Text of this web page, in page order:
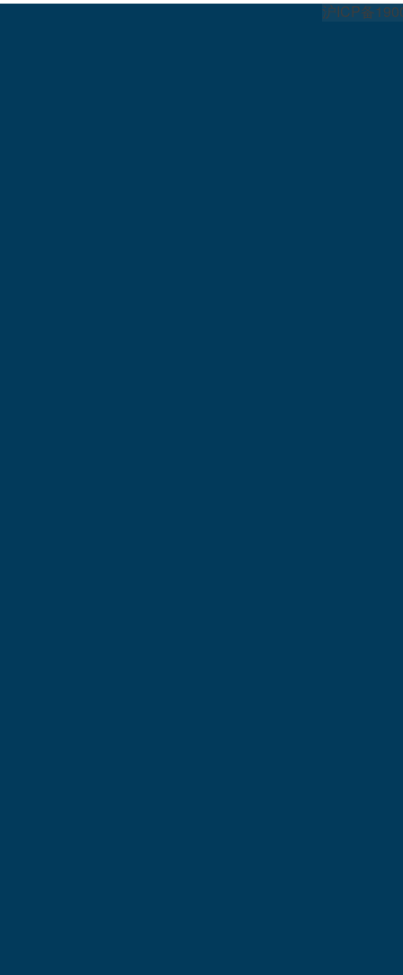
沪ICP备